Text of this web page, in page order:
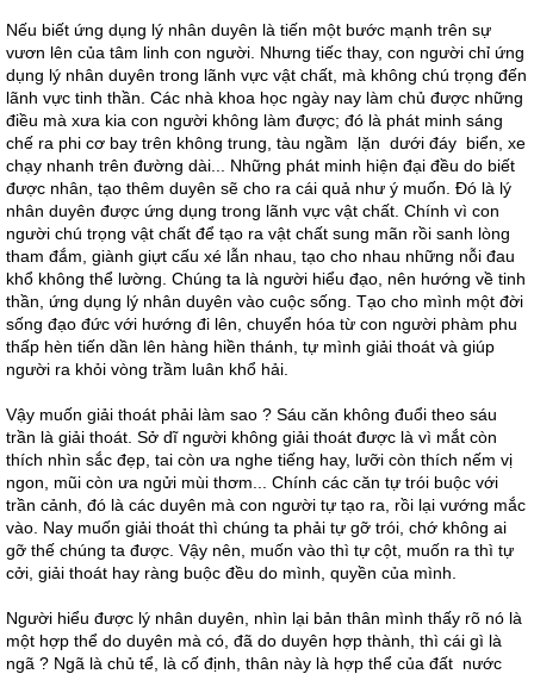
Nếu biết ứng dụng lý nhân duyên là tiến một bước mạnh trên sự
vươn lên của tâm linh con người. Nhưng tiếc thay, con người chỉ ứng
dụng lý nhân duyên trong lãnh vực vật chất, mà không chú trọng đến
lãnh vực tinh thần. Các nhà khoa học ngày nay làm chủ được những
điều mà xưa kia con người không làm được; đó là phát minh sáng
chế ra phi cơ bay trên không trung, tàu ngầm lặn dưới đáy biển, xe
chạy nhanh trên đường dài... Những phát minh hiện đại đều do biết
được nhân, tạo thêm duyên sẽ cho ra cái quả như ý muốn. Đó là lý
nhân duyên được ứng dụng trong lãnh vực vật chất. Chính vì con
người chú trọng vật chất để tạo ra vật chất sung mãn rồi sanh lòng
tham đắm, giành giựt cấu xé lẫn nhau, tạo cho nhau những nỗi đau
khổ không thể lường. Chúng ta là người hiểu đạo, nên hướng về tinh
thần, ứng dụng lý nhân duyên vào cuộc sống. Tạo cho mình một đời
sống đạo đức với hướng đi lên, chuyển hóa từ con người phàm phu
thấp hèn tiến dần lên hàng hiền thánh, tự mình giải thoát và giúp
người ra khỏi vòng trầm luân khổ hải.
Vậy muốn giải thoát phải làm sao ? Sáu căn không đuổi theo sáu
trần là giải thoát. Sở dĩ người không giải thoát được là vì mắt còn
thích nhìn sắc đẹp, tai còn ưa nghe tiếng hay, lưỡi còn thích nếm vị
ngon, mũi còn ưa ngửi mùi thơm... Chính các căn tự trói buộc với
trần cảnh, đó là các duyên mà con người tự tạo ra, rồi lại vướng mắc
vào. Nay muốn giải thoát thì chúng ta phải tự gỡ trói, chớ không ai
gỡ thế chúng ta được. Vậy nên, muốn vào thì tự cột, muốn ra thì tự
cởi, giải thoát hay ràng buộc đều do mình, quyền của mình.
Người hiểu được lý nhân duyên, nhìn lại bản thân mình thấy rõ nó là
một hợp thể do duyên mà có, đã do duyên hợp thành, thì cái gì là
ngã ? Ngã là chủ tể, là cố định, thân này là hợp thể của đất nước